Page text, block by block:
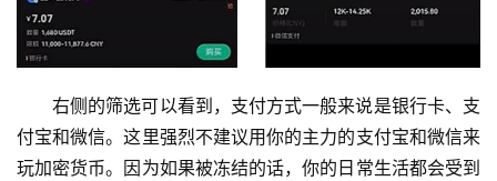
右侧的筛选可以看到，支付方式一般来说是银行卡、支
付宝和微信。这里强烈不建议用你的主力的支付宝和微信来
玩加密货币。因为如果被冻结的话，你的日常生活都会受到